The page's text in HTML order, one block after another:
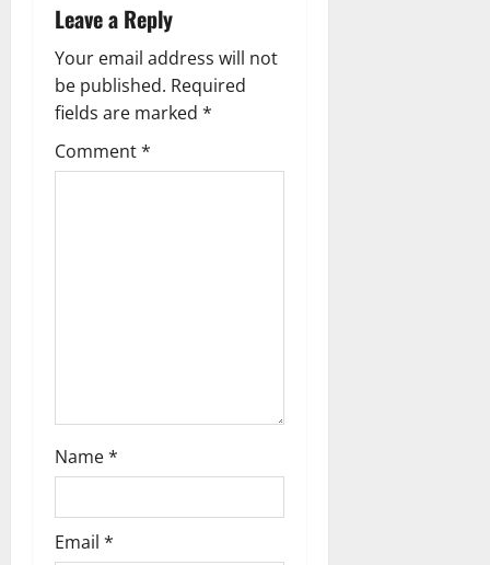
v
i
g
a
Leave a Reply
Your email address will not
be published. Required
fields are marked *
Comment*
Name*
Email *